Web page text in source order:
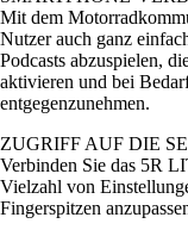
Mit dem
Nutzer auch ganz
Podcasts abzuspielen,
aktivieren und bei
entgegenzunehmen.
ZUGRIFF AUF DIE
Verbinden Sie das 5R
Vielzahl von
Fingerspitzen